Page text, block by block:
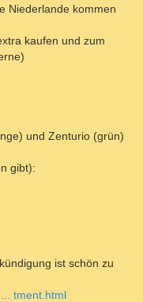
Niederlande kommen
kaufen und zum
und Zenturio (grün)
gibt):
ist schön zu
tment.html